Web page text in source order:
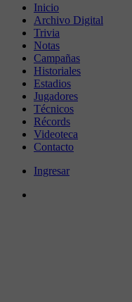
Inicio
Archivo Digital
Trivia
Notas
Campañas
Historiales
Estadios
Jugadores
Técnicos
Récords
Videoteca
Contacto
Ingresar